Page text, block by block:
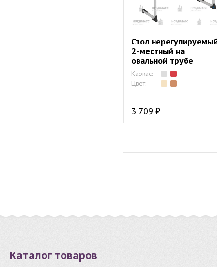
Стол
2-местный на
овальной трубе
Каркас:
Цвет:
3 709 ₽
Каталог товаров